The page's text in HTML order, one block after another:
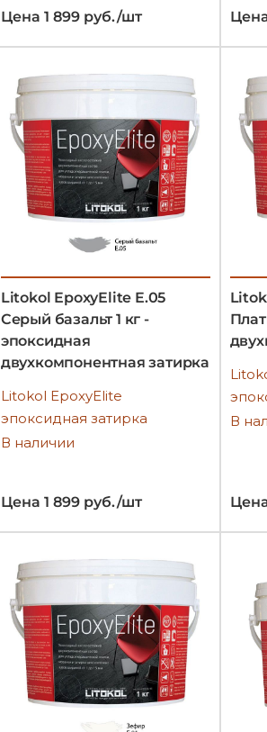
Цена 1 899 руб./шт
Litokol EpoxyElite E.05
Серый базальт 1 кг -
эпоксидная
двухкомпонентная затирка
Litokol EpoxyElite
эпоксидная затирка
В наличии
Цена 1 899 руб./шт
В